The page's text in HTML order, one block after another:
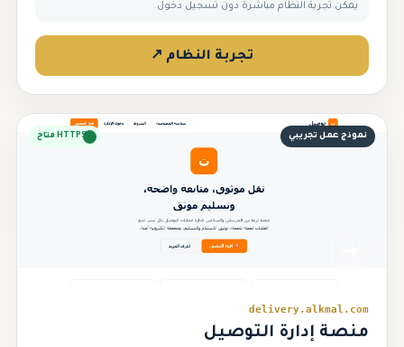
يمكن تجربة النظام مباشرة دون تسجيل دخول.
تجربة النظام ↗
نموذج عمل تجريبي HTTPS متاح
delivery.alkmal.com
منصة إدارة التوصيل